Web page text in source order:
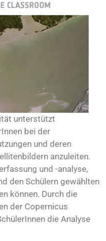
unterstützt
bei der
und deren
anzuleiten.
und -analyse,
den Schülern gewählten
können. Durch die
der Copernicus
die Analyse